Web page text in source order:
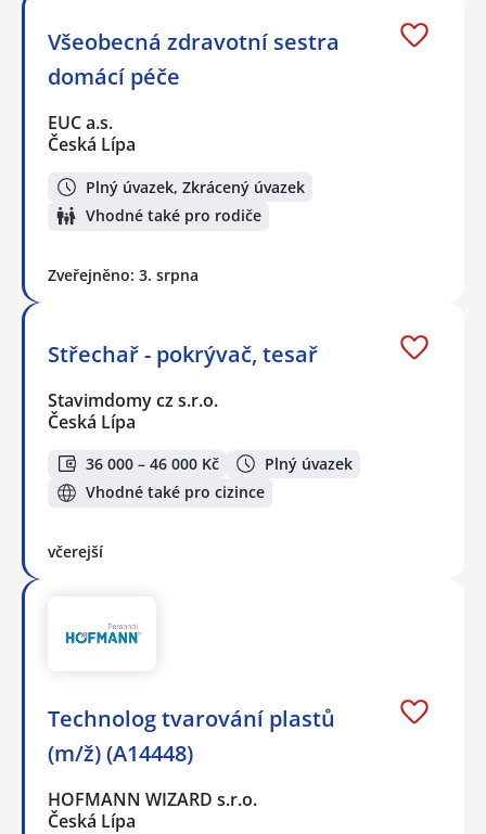
Všeobecná zdravotní sestra
domácí péče
EUC a.s.
Česká Lípa
Plný úvazek, Zkrácený úvazek
Vhodné také pro rodiče
Zveřejněno: 3. srpna
Střechař - pokrývač, tesař
Stavimdomy cz s.r.o.
Česká Lípa
36 000 – 46 000 Kč
Plný úvazek
Vhodné také pro cizince
včerejší
Technolog tvarování plastů
(m/ž) (A14448)
HOFMANN WIZARD s.r.o.
Česká Lípa